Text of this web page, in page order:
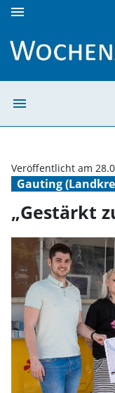
menu
menu
Gauting
Veröffentlicht am
„Gestärkt